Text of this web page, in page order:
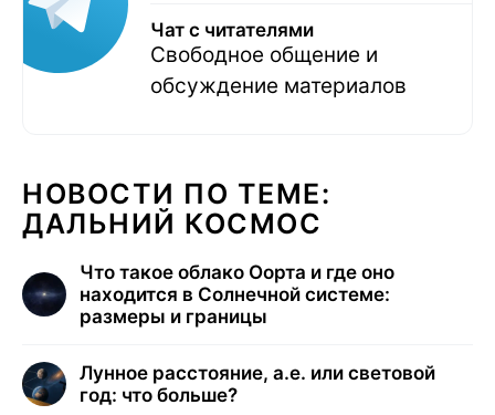
Чат с читателями
Свободное общение и
обсуждение материалов
НОВОСТИ ПО ТЕМЕ:
ДАЛЬНИЙ КОСМОС
Что такое облако Оорта и где оно
находится в Солнечной системе:
размеры и границы
Лунное расстояние, а.е. или световой
год: что больше?